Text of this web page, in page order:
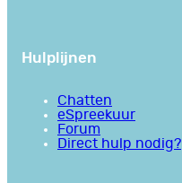
Hulplijnen
Chatten
eSpreekuur
Forum
Direct hulp nodig?